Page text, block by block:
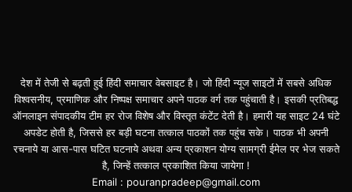
देश में तेजी से बढ़ती हुई हिंदी समाचार वेबसाइट है। जो हिंदी न्यूज साइटों में सबसे अधिक
विश्वसनीय, प्रमाणिक और निष्पक्ष समाचार अपने पाठक वर्ग तक पहुंचाती है। इसकी प्रतिबद्ध
ऑनलाइन संपादकीय टीम हर रोज विशेष और विस्तृत कंटेंट देती है। हमारी यह साइट 24 घंटे
अपडेट होती है, जिससे हर बड़ी घटना तत्काल पाठकों तक पहुंच सके। पाठक भी अपनी
रचनाये या आस-पास घटित घटनाये अथवा अन्य प्रकाशन योग्य सामग्री ईमेल पर भेज सकते
है, जिन्हें तत्काल प्रकाशित किया जायेगा !
Email : pouranpradeep@gmail.com